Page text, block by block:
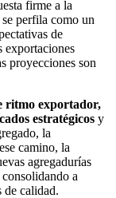
firme a la
perfila como un
de
exportaciones
proyecciones son
ritmo exportador,
estratégicos y
la
camino, la
agregadurías
a
de calidad.